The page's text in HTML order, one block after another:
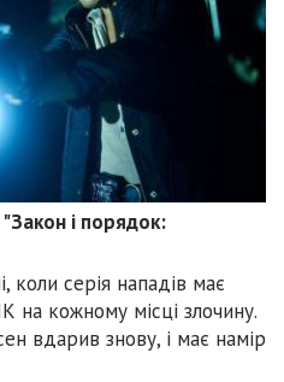
і порядок:
коли серія нападів має
на кожному місці злочину.
вдарив знову, і має намір